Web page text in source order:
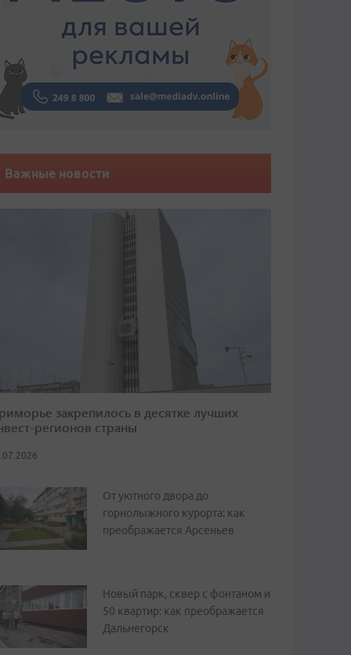
Важные новости
закрепилось в десятке лучших
регионов страны
От уютного двора до
горнолыжного курорта: как
преображается Арсеньев
Новый парк, сквер с фонтаном и
50 квартир: как преображается
Дальнегорск